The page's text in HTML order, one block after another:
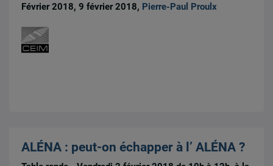
Février 2018, 9 février 2018, Pierre-Paul Proulx
ALÉNA : peut-on échapper à l’ ALÉNA ?